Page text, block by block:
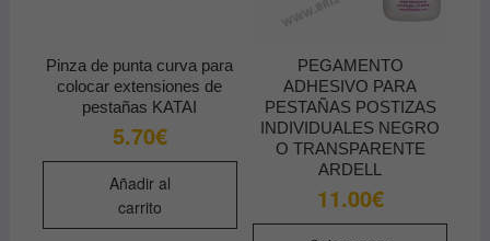
Pinza de punta curva para
colocar extensiones de
pestañas KATAI
5.70€
Añadir al
carrito
PEGAMENTO
ADHESIVO PARA
PESTAÑAS POSTIZAS
INDIVIDUALES NEGRO
O TRANSPARENTE
ARDELL
11.00€
Este